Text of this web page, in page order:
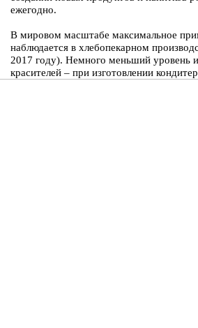
ежегодно.
В мировом масштабе максимальное
наблюдается в хлебопекарном
2017 году). Немного меньший уровень
красителей – при изготовлении